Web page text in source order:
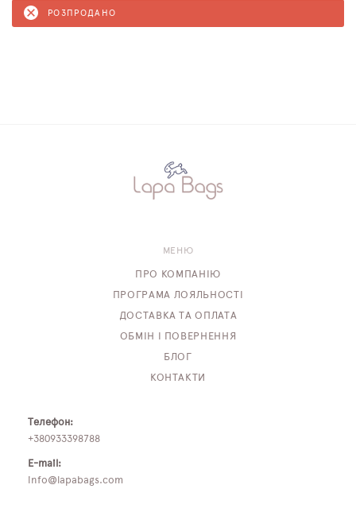
РОЗПРОДАНО
МЕНЮ
ПРО КОМПАНІЮ
ПРОГРАМА ЛОЯЛЬНОСТІ
ДОСТАВКА ТА ОПЛАТА
ОБМІН І ПОВЕРНЕННЯ
БЛОГ
КОНТАКТИ
Телефон:
+380933398788
E-mail:
info@lapabags.com